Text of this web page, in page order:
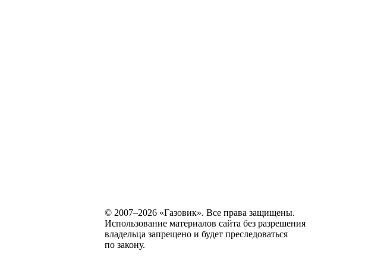
© 2007–2026 «Газовик». Все права защищены.
Использование материалов сайта без разрешения
владельца запрещено и будет преследоваться
по закону.